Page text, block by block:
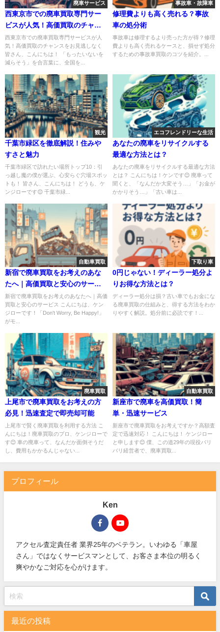
廃車サービス
西東京市での廃車買取専門サー
ビスが人気！高価買取のチャン
スをお見逃しなく
西東京市での廃車買取専門サービスが人
気！高価買取のチャンスをお見逃しなく
皆さん、こんにちは！ 「もったいないを
減らそう」を合言葉に、全国を...
事故車・故障車
修理費よりも高く売れる？事故
車の処分術
事故車は修理するより売った方が得？修理
費よりも高く売れるケースと、損せず処分
するための事故車買取のコツを紹介。...
観光
千葉市緑区を徹底解説！住みや
すさと魅力
千葉市緑区で訪れたい場所トップ10：引
っ越し魔の僕が選ぶ、心安らぐ穴場スポッ
トも！ 皆さん、こんにちは！ どうも、ケ
ンジローです😊 千葉市緑...
エコフレンドリーな生活
あなたの廃車をリサイクルする
最適な方法とは？
あなたの廃車をリサイクルする最適な方法
とは？ こんにちは！ケンです😊 廃車って
聞くと、「なんだか大変そう…」「お金が
かかりそう…」「古い車は...
自動車買取
新宿で廃車買取をお考えのあな
たへ｜高価買取と安心のサービ
ス
新宿で廃車買取をお考えのあなたへ｜高価
買取と安心のサービス こんにちは、ケン
ジローです！「Don't Worry, Be Happy!」
がモ...
下取り車
0円じゃない！ディーラー処分よ
りお得な方法とは？
ディーラー処分は損？古い車でもお金にな
る廃車買取の仕組みと、得する方法をわか
りやすく解説。処分前に必読です！...
廃車買取
上尾市で廃車買取をお考えの方
必見！迅速査定で即売却可能
上尾市で賢く廃車買取を利用する方法 こ
んにちは！廃車買取のプロ、ケンジローで
す😊 車の廃車って、なんだか面倒そうだ
し、費用もかかるんじゃない...
自動車買取
新座市で廃車を高価買取！簡
単・迅速サービス
新座市で廃車買取をお考えですか？高額査
定で迅速対応！ こんにちは！ ケンジロー
と申します😊 僕、この道29年の現役バリ
バリ経営者で、廃車買取...
プロフィール
Ken
アクセル査定責任者 業界25年のベテラン。いわゆる「車屋
さん」ではなくサービスマンとして、お客さま本位の明るく
爽やかなご対応を心がけます。
最近の投稿